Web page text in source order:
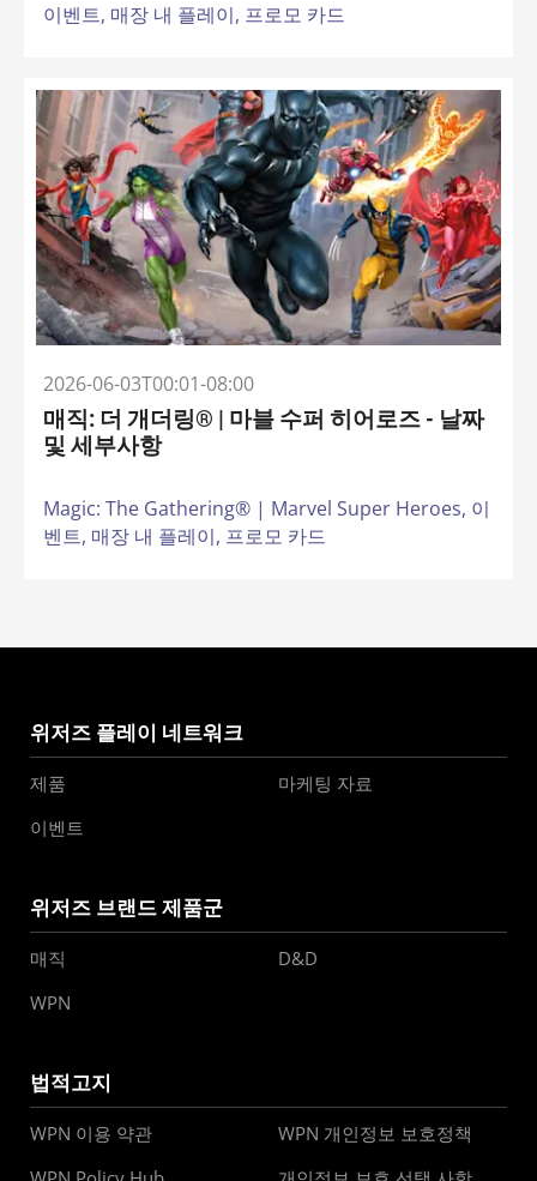
이벤트, 매장 내 플레이, 프로모 카드
2026-06-03T00:01-08:00
매직: 더 개더링® | 마블 수퍼 히어로즈 - 날짜
및 세부사항
Magic: The Gathering® | Marvel Super Heroes, 이
벤트, 매장 내 플레이, 프로모 카드
위저즈 플레이 네트워크
제품
마케팅 자료
이벤트
위저즈 브랜드 제품군
매직
D&D
WPN
법적고지
WPN 이용 약관
WPN 개인정보 보호정책